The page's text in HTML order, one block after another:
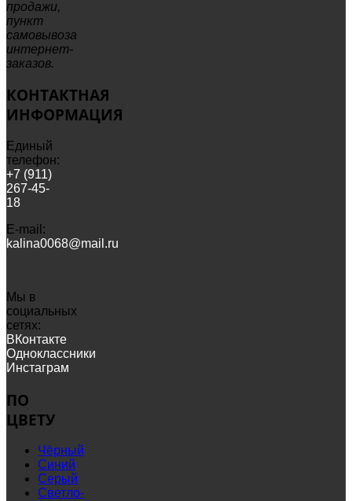
продажи,
пункт
самовывоза
интернет-
заказов.
КОНТАКТНАЯ
ИНФОРМАЦИЯ
Единый
телефон:
+7 (911)
267-45-
18
Е-mail:
kalina0068@mail.ru
Мы в
социальных
сетях:
ВКонтакте
Одноклассники
Инстаграм
ПО
ЦВЕТУ
Чёрный
Синий
Серый
Светло-